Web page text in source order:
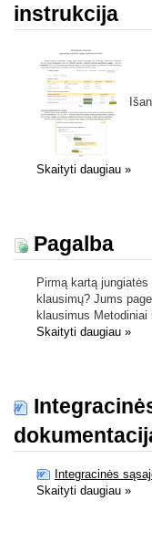
instrukcija
Skaityti daugiau »
Pagalba
Pirmą kartą
klausimų? Jums
klausimus Metodiniai
Skaityti daugiau »
Integracinės
Skaityti daugiau »